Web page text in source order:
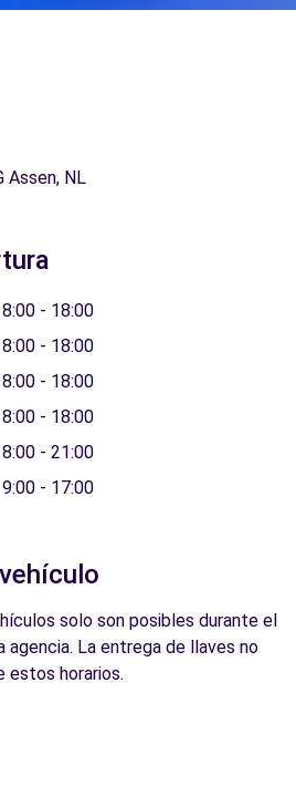
Assen, NL
8:00 - 18:00
8:00 - 18:00
8:00 - 18:00
8:00 - 18:00
8:00 - 21:00
9:00 - 17:00
solo son posibles durante el
agencia. La entrega de llaves no
estos horarios.